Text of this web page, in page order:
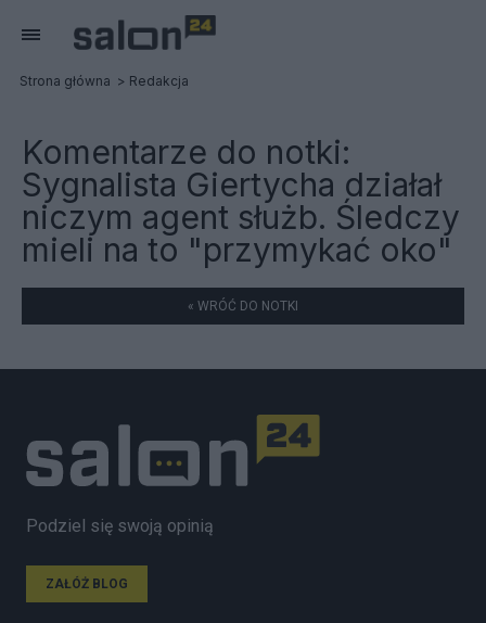
Strona główna Redakcja
Komentarze do notki:
Sygnalista Giertycha działał
niczym agent służb. Śledczy
mieli na to "przymykać oko"
« WRÓĆ DO NOTKI
Podziel się swoją opinią
ZAŁÓŻ BLOG